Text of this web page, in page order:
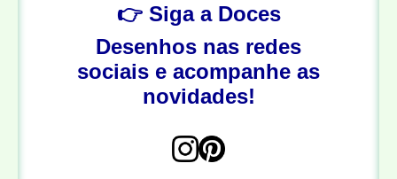
👉 Siga a Doces
Desenhos nas redes
sociais e acompanhe as
novidades!